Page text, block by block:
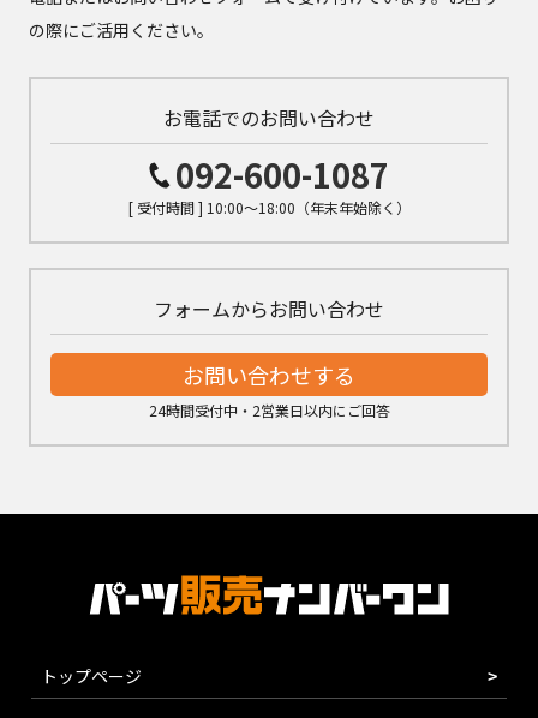
の際にご活用ください。
お電話でのお問い合わせ
092-600-1087
[ 受付時間 ] 10:00～18:00（年末年始除く）
フォームからお問い合わせ
お問い合わせする
24時間受付中・2営業日以内にご回答
トップページ